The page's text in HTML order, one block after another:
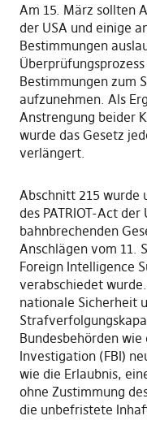
Am 15. März sollten
der USA und einige
Bestimmungen
Bestimmungen zum
aufzunehmen. Als
Anstrengung beider
wurde das Gesetz
verlängert.
Abschnitt 215 wurde
des PATRIOT-Act
bahnbrechenden
Anschlägen vom 11.
Foreign Intelligence
verabschiedet
nationale Sicherheit
Bundesbehörden
Investigation (FBI)
wie die Erlaubnis,
ohne Zustimmung
die unbefristete